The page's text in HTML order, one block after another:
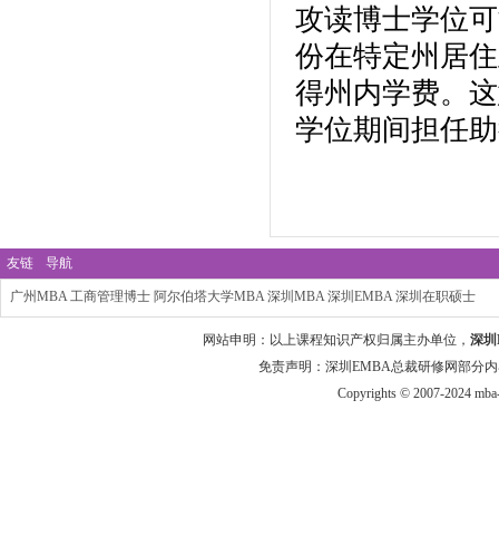
攻读博士学位
份在特定州居
得州内学费。
学位期间担任
友链 导航
广州MBA 工商管理博士 阿尔伯塔大学MBA 深圳MBA 深圳EMBA 深圳在职硕士
网站申明：以上课程知识产权归属主办单位， 深
免责声明：深圳EMBA总裁研修网部分
Copyrights © 2007-2024